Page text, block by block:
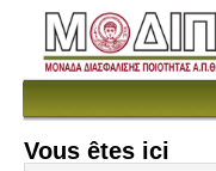
Vous êtes ici